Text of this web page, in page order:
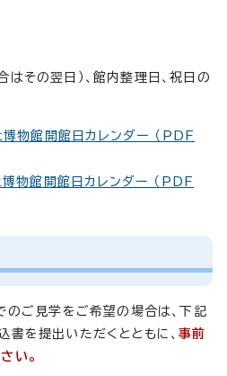
はその翌日）、館内整理日、祝日の
物館開館日カレンダー （PDF
物館開館日カレンダー （PDF
のご見学をご希望の場合は、下記
書を提出いただくとともに、事前
い。